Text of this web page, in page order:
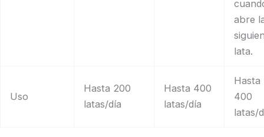
abre
lata.
Uso
Hasta 200
latas/día
Hasta 400
latas/día
Hasta
400
latas/